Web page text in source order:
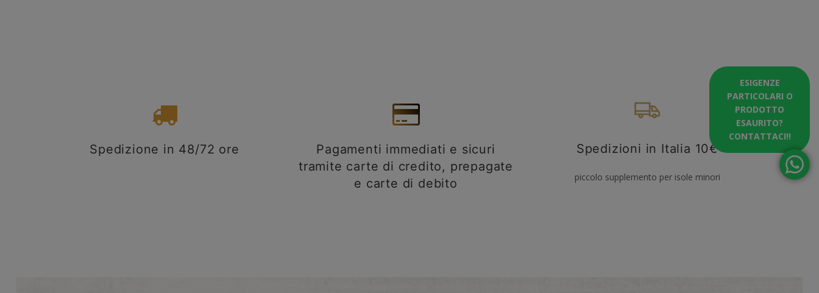
Spedizione in 48/72 ore
Pagamenti immediati e sicuri
tramite carte di credito, prepagate
e carte di debito
Spedizioni in Italia 10€
piccolo supplemento per isole minori
ESIGENZE
PARTICOLARI O
PRODOTTO
ESAURITO?
CONTATTACI!!